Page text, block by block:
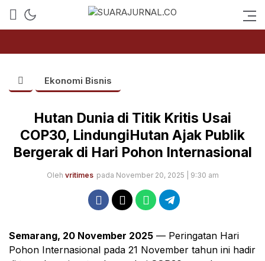
Ekonomi Bisnis
Hutan Dunia di Titik Kritis Usai
COP30, LindungiHutan Ajak Publik
Bergerak di Hari Pohon Internasional
Oleh vritimes pada November 20, 2025 | 9:30 am
Semarang, 20 November 2025 — Peringatan Hari
Pohon Internasional pada 21 November tahun ini hadir